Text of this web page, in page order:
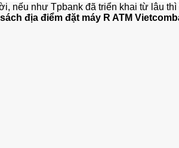
nếu như Tpbank đã triển khai từ lâu
địa điểm đặt máy R ATM